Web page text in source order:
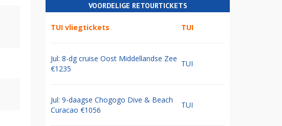
VOORDELIGE RETOURTICKETS
TUI vliegtickets TUI
Jul: 8-dg cruise Oost Middellandse Zee
€1235
TUI
Jul: 9-daagse Chogogo Dive & Beach
Curacao €1056
TUI